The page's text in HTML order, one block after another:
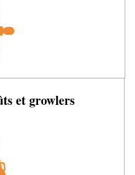
et growlers